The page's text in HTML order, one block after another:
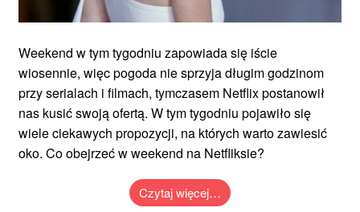
Weekend w tym tygodniu zapowiada się iście
wiosennie, więc pogoda nie sprzyja długim godzinom
przy serialach i filmach, tymczasem Netflix postanowił
nas kusić swoją ofertą. W tym tygodniu pojawiło się
wiele ciekawych propozycji, na których warto zawiesić
oko. Co obejrzeć w weekend na Netfliksie?
Czytaj więcej…